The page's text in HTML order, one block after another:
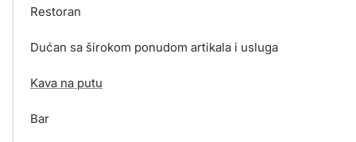
Restoran
Dućan sa širokom ponudom artikala i usluga
Kava na putu
Bar